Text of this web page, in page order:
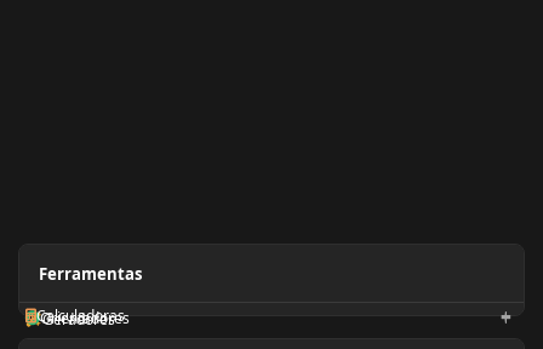
Ferramentas
Geradores
Orientadores
Calculadoras